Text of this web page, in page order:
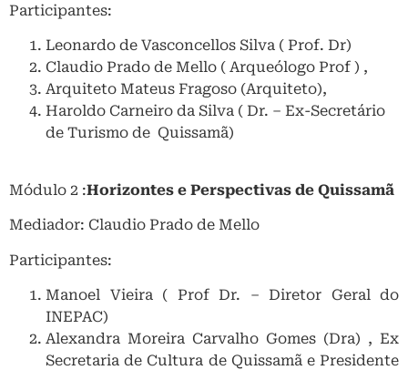
Participantes:
Leonardo de Vasconcellos Silva ( Prof. Dr)
Claudio Prado de Mello ( Arqueólogo Prof ) ,
Arquiteto Mateus Fragoso (Arquiteto),
Haroldo Carneiro da Silva ( Dr. – Ex-Secretário
de Turismo de Quissamã)
Módulo 2 :Horizontes e Perspectivas de Quissamã
Mediador: Claudio Prado de Mello
Participantes:
Manoel Vieira ( Prof Dr. – Diretor Geral do
INEPAC)
Alexandra Moreira Carvalho Gomes (Dra) , Ex
Secretaria de Cultura de Quissamã e Presidente